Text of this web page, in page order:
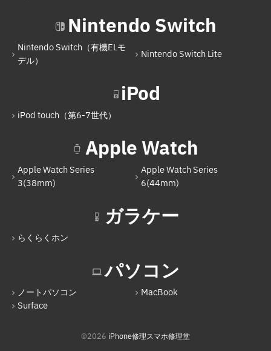
iPad Pro 11インチ（第4世代）
Nintendo Switch
iPod touch（第6-7世代）
Apple Watch
Apple Watch Series 6(44mm)
ガラケー
ノートパソコン
Nintendo Switch
Nintendo Switch（有機ELモ
デル）
Nintendo Switch Lite
iPod
iPod touch（第6-7世代）
Apple Watch
Apple Watch Series
3(38mm)
Apple Watch Series
6(44mm)
ガラケー
らくらくホン
パソコン
ノートパソコン
MacBook
Surface
©2026 iPhone修理スマホ修理堂